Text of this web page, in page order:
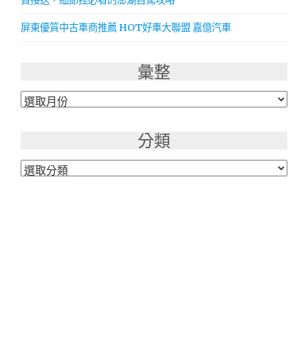
屏東優質中古車商推薦 HOT好車大聯盟 嘉億汽車
彙整
彙
分類
分